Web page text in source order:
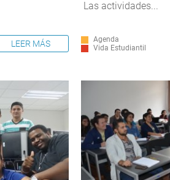
LEER MÁS
Las actividades...
Agenda
Vida Estudiantil